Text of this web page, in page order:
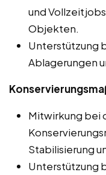
und
Objekten.
Unterstützung
Ablagerungen
Mitwirkung bei
Stabilisierung
Unterstützung